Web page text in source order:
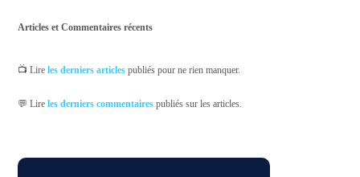
Articles et Commentaires récents
📺 Lireles derniers articles publiés pour ne rien manquer.
💬 Lireles derniers commentaires publiés sur les articles.